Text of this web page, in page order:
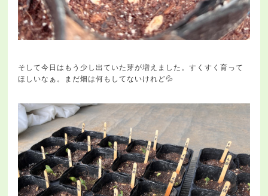
そして今日はもう少し出ていた芽が増えました。すくすく育って
ほしいなぁ。まだ畑は何もしてないけれど💦